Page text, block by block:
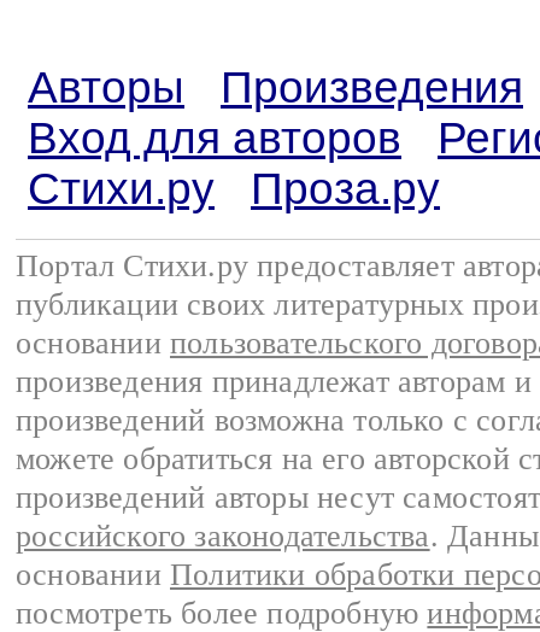
Авторы
Произведения
Вход для авторов
Стихи.ру
Проза.ру
Портал Стихи.ру предоставляет
публикации своих литературных
основании пользовательского
произведения принадлежат авторам
произведений возможна только с
можете обратиться на его авторской
произведений авторы несут
российского законодательства.
основании Политики обработки
посмотреть более подробную